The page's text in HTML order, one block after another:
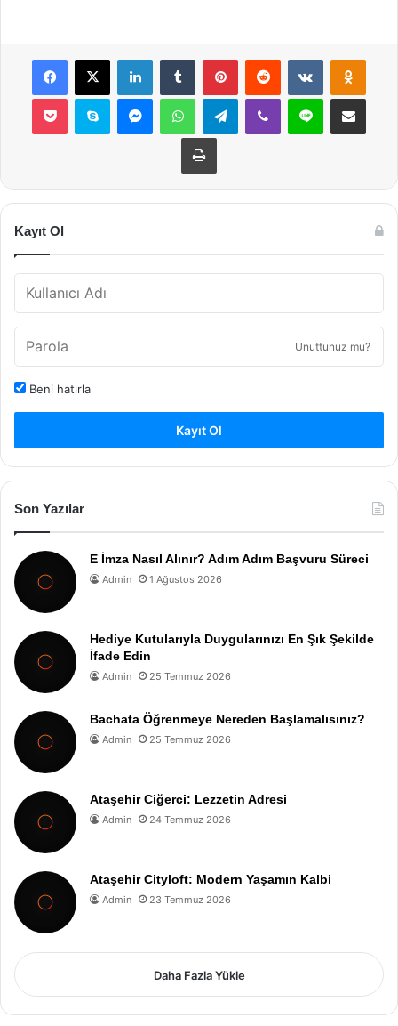
Facebook
X LinkedInTumblr PinterestReddit VKontakte
Pocket Skype MessengerWhatsAppTelegramViber Line E-Posta ile
Yazdır
Kayıt Ol
Unuttunuz mu?
Beni hatırla
Kayıt Ol
Son Yazılar
E İmza Nasıl Alınır? Adım Adım Başvuru Süreci
Admin 1 Ağustos 2026
Hediye Kutularıyla Duygularınızı En Şık Şekilde
İfade Edin
Admin 25 Temmuz 2026
Bachata Öğrenmeye Nereden Başlamalısınız?
Admin 25 Temmuz 2026
Ataşehir Ciğerci: Lezzetin Adresi
Admin 24 Temmuz 2026
Ataşehir Cityloft: Modern Yaşamın Kalbi
Admin 23 Temmuz 2026
Daha Fazla Yükle